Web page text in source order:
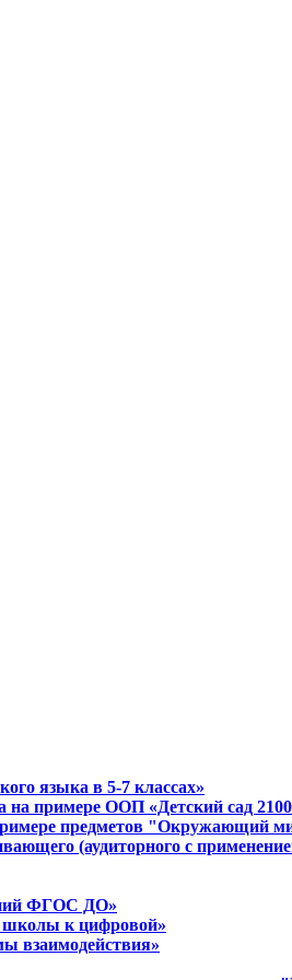
языка в 5-7 классах»
примере ООП «Детский сад
примере предметов "Окружающий
(аудиторного с
ФГОС ДО»
школы к цифровой»
взаимодействия»